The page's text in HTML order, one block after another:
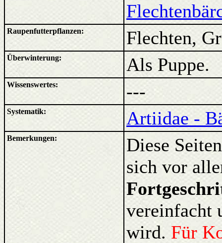
Raupenfutterpflanzen: Flechten,
Überwinterung: Als Puppe.
Wissenswertes: ---
Systematik: Artiidae -
Bemerkungen:
Diese
sich vor
vereinfacht
wird. Für